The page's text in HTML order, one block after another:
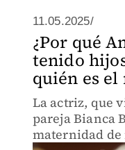
11.05.2025/
¿Por qué
tenido
quién es
La actriz, que
pareja Bianca
maternidad